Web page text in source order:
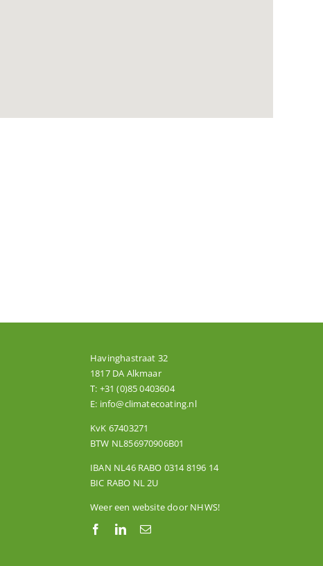
Havinghastraat 32
1817 DA Alkmaar
T: +31 (0)85 0403604
E: info@climatecoating.nl
KvK 67403271
BTW NL856970906B01
IBAN NL46 RABO 0314 8196 14
BIC RABO NL 2U
Weer een website door NHWS!